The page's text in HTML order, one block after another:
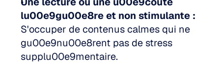
lu00e9gu00e8re et non stimulante :
S'occuper de contenus calmes qui ne
gu00e9nu00e8rent pas de stress
supplu00e9mentaire.